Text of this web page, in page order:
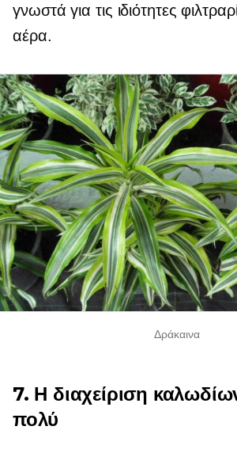
γνωστά για τις ιδιότητες
αέρα.
Δράκαινα
7. Η διαχείριση
πολύ